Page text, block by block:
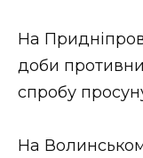
На
доби
спробу
На